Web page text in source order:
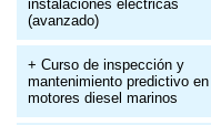
instalaciones eléctricas
(avanzado)
+ Curso de inspección y
mantenimiento predictivo en
motores diesel marinos